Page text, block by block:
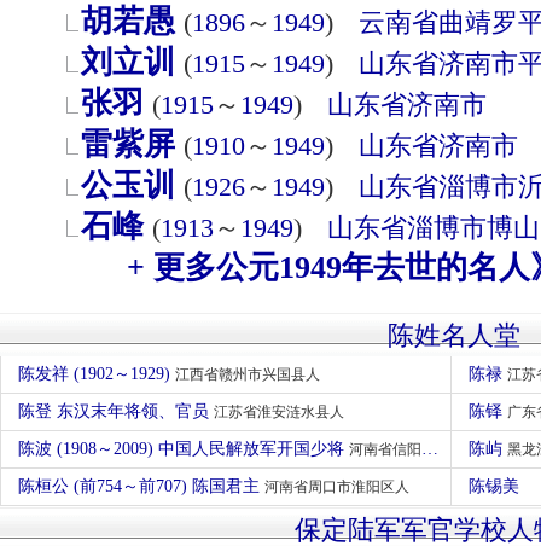
胡若愚 (1896～ 1949) 云南省曲靖罗
刘立训 (1915～ 1949) 山东省济南市
张羽 (1915～ 1949) 山东省济南市
雷紫屏 (1910～ 1949) 山东省济南市
公玉训 (1926～ 1949) 山东省淄博市
石峰 (1913 ～ 1949) 山东省淄博市博
+ 更多公元1949年去世的名人
陈姓名人堂
陈发祥 (1902～1929) 江西省赣州市兴国县人 陈禄 江苏
陈登 东汉末年将领、官员 江苏省淮安涟水县人 陈铎 广东
陈波 (1908～2009) 中国人民解放军开国少将 河南省信阳市新县人 陈屿 黑龙
陈桓公 (前754～前707) 陈国君主 河南省周口市淮阳区人 陈锡美
保定陆军军官学校